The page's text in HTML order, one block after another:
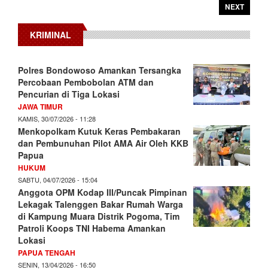
NEXT
KRIMINAL
Polres Bondowoso Amankan Tersangka
Percobaan Pembobolan ATM dan
Pencurian di Tiga Lokasi
JAWA TIMUR
KAMIS, 30/07/2026 - 11:28
Menkopolkam Kutuk Keras Pembakaran
dan Pembunuhan Pilot AMA Air Oleh KKB
Papua
HUKUM
SABTU, 04/07/2026 - 15:04
Anggota OPM Kodap III/Puncak Pimpinan
Lekagak Talenggen Bakar Rumah Warga
di Kampung Muara Distrik Pogoma, Tim
Patroli Koops TNI Habema Amankan
Lokasi
PAPUA TENGAH
SENIN, 13/04/2026 - 16:50